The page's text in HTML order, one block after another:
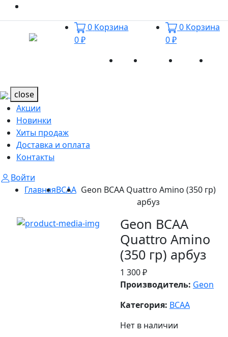
0 Корзина
0 ₽
0 Корзина
0 ₽
Акции Новинки
close
Акции
Новинки
Хиты продаж
Доставка и оплата
Контакты
Войти
ГлавнаяBCAA Geon BCAA Quattro Amino (350 гр)
арбуз
Geon BCAA
Quattro Amino
(350 гр) арбуз
1 300 ₽
Производитель: Geon
Категория: BCAA
Нет в наличии